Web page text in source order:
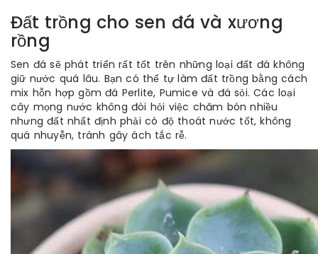
Đất trồng cho sen đá và xương
rồng
Sen đá sẽ phát triển rất tốt trên những loại đất đá không
giữ nước quá lâu. Bạn có thể tự làm đất trồng bằng cách
mix hỗn hợp gồm đá Perlite, Pumice và đá sỏi. Các loại
cây mọng nước không đòi hỏi việc chăm bón nhiều
nhưng đất nhất định phải có độ thoát nước tốt, không
quá nhuyễn, tránh gây ách tắc rễ.